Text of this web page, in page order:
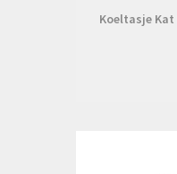
Koeltasje Kat